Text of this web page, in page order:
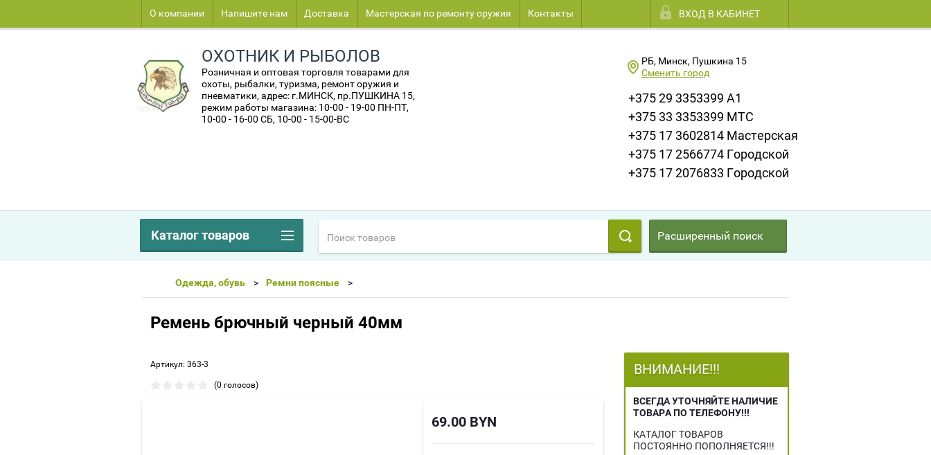
О компании Напишите нам Доставка Мастерская по ремонту оружия Контакты ВХОД В КАБИНЕТ
ОХОТНИК И РЫБОЛОВ
Розничная и оптовая торговля товарами для
охоты, рыбалки, туризма, ремонт оружия и
пневматики, адрес: г.МИНСК, пр.ПУШКИНА 15,
режим работы магазина: 10-00 - 19-00 ПН-ПТ,
10-00 - 16-00 СБ, 10-00 - 15-00-ВС
РБ, Минск, Пушкина 15
Сменить город
+375 29 3353399 A1
+375 33 3353399 МТС
+375 17 3602814 Мастерская
+375 17 2566774 Городской
+375 17 2076833 Городской
Расширенный поиск
Одежда, обувь Ремни поясные
Ремень брючный черный 40мм
Артикул: 363-3
(0 голосов)
69.00 BYN
Каталог товаров
ВНИМАНИЕ!!!
ВСЕГДА УТОЧНЯЙТЕ НАЛИЧИЕ
ТОВАРА ПО ТЕЛЕФОНУ!!!
КАТАЛОГ ТОВАРОВ
ПОСТОЯННО ПОПОЛНЯЕТСЯ!!!